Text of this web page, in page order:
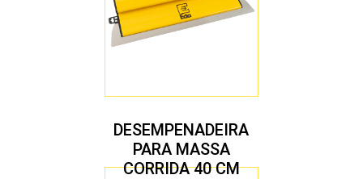
DESEMPENADEIRA
PARA MASSA
CORRIDA 40 CM